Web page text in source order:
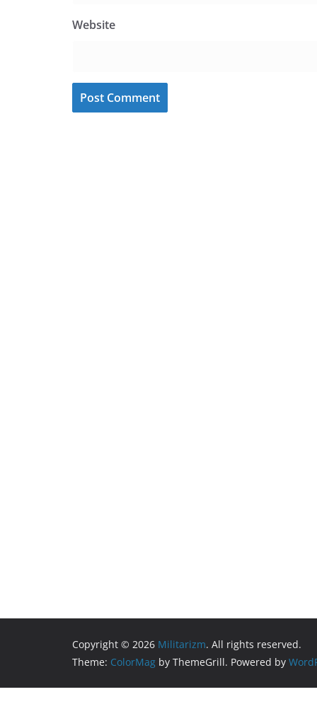
Website
Copyright © 2026 Militarizm. All rights reserved.
Theme: ColorMag by ThemeGrill. Powered by